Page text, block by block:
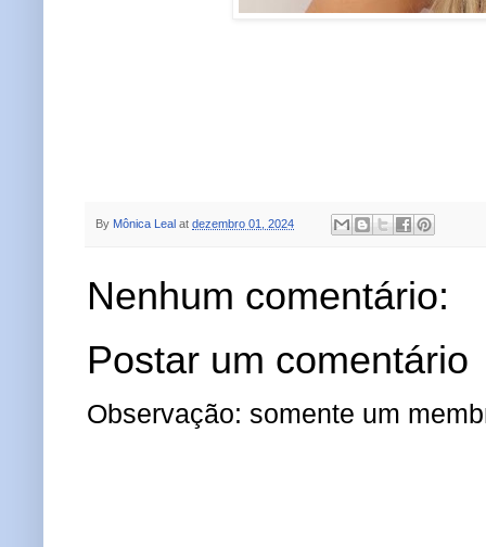
By Mônica Leal at dezembro 01, 2024
Nenhum comentário:
Postar um comentário
Observação: somente um